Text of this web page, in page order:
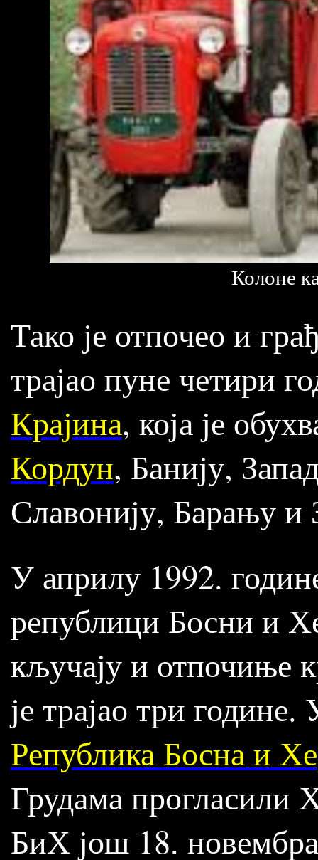
Колоне
Тако је отпочео и
трајао пуне четири
Крајина, која је
Кордун, Банију,
Славонију, Барању
У априлу 1992.
републици Босни и
кључају и отпочиње
је трајао три
Република Босна и
Грудама прогласили
БиХ још 18.